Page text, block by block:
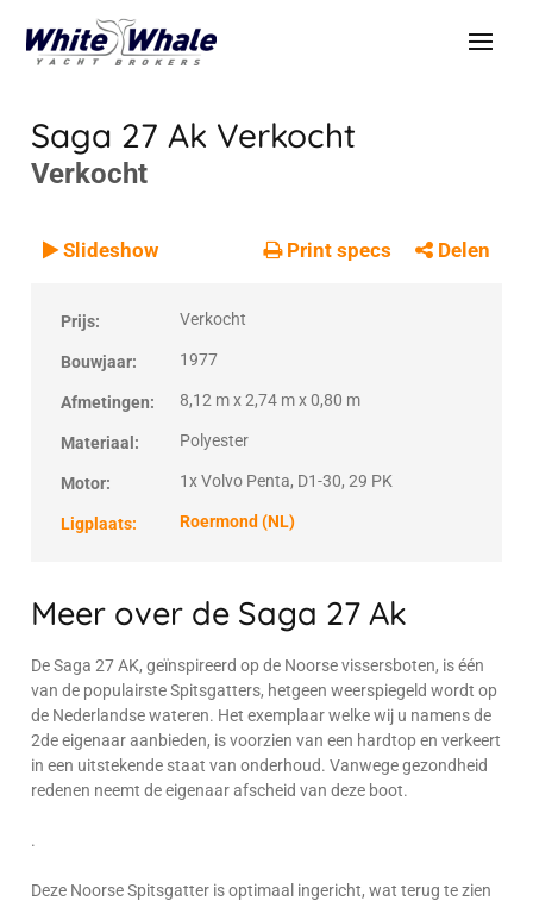
Saga 27 Ak Verkocht
Verkocht
VERKOCHT
Verkocht
Slideshow Print specs Delen
Prijs: Verkocht
Bouwjaar: 1977
Afmetingen: 8,12 m x 2,74 m x 0,80 m
Materiaal: Polyester
Motor: 1x Volvo Penta, D1-30, 29 PK
Ligplaats: Roermond (NL)
Meer over de Saga 27 Ak
De Saga 27 AK, geïnspireerd op de Noorse vissersboten, is één
van de populairste Spitsgatters, hetgeen weerspiegeld wordt op
de Nederlandse wateren. Het exemplaar welke wij u namens de
2de eigenaar aanbieden, is voorzien van een hardtop en verkeert
in een uitstekende staat van onderhoud. Vanwege gezondheid
redenen neemt de eigenaar afscheid van deze boot.
.
Deze Noorse Spitsgatter is optimaal ingericht, wat terug te zien